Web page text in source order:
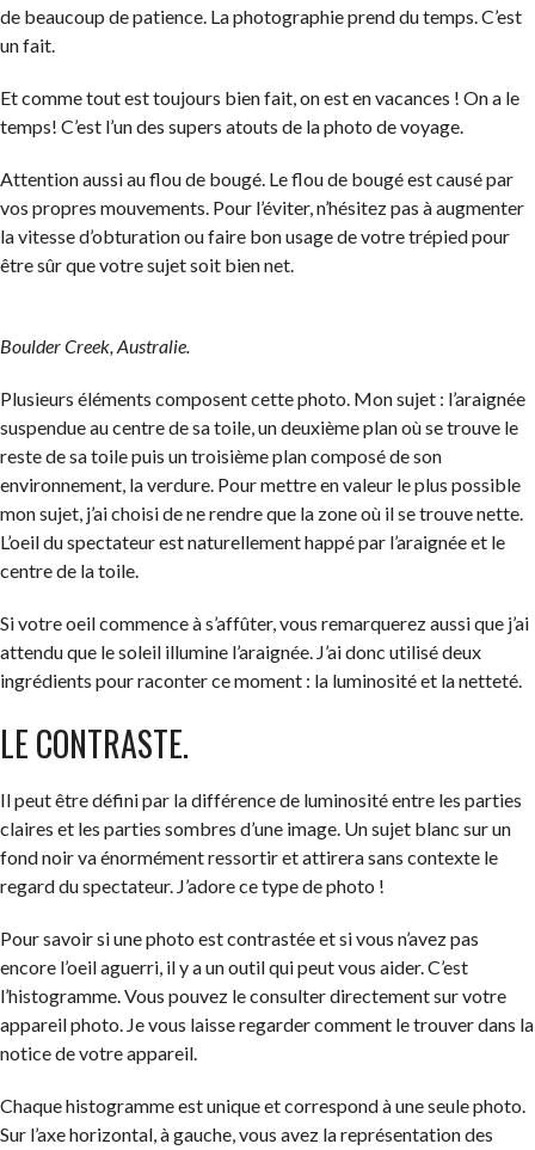
de beaucoup de patience. La photographie prend du temps. C’est
un fait.
Et comme tout est toujours bien fait, on est en vacances ! On a le
temps! C’est l’un des supers atouts de la photo de voyage.
Attention aussi au flou de bougé. Le flou de bougé est causé par
vos propres mouvements. Pour l’éviter, n’hésitez pas à augmenter
la vitesse d’obturation ou faire bon usage de votre trépied pour
être sûr que votre sujet soit bien net.
Boulder Creek, Australie.
Plusieurs éléments composent cette photo. Mon sujet : l’araignée
suspendue au centre de sa toile, un deuxième plan où se trouve le
reste de sa toile puis un troisième plan composé de son
environnement, la verdure. Pour mettre en valeur le plus possible
mon sujet, j’ai choisi de ne rendre que la zone où il se trouve nette.
L’oeil du spectateur est naturellement happé par l’araignée et le
centre de la toile.
Si votre oeil commence à s’affûter, vous remarquerez aussi que j’ai
attendu que le soleil illumine l’araignée. J’ai donc utilisé deux
ingrédients pour raconter ce moment : la luminosité et la netteté.
LE CONTRASTE.
Il peut être défini par la différence de luminosité entre les parties
claires et les parties sombres d’une image. Un sujet blanc sur un
fond noir va énormément ressortir et attirera sans contexte le
regard du spectateur. J’adore ce type de photo !
Pour savoir si une photo est contrastée et si vous n’avez pas
encore l’oeil aguerri, il y a un outil qui peut vous aider. C’est
l’histogramme. Vous pouvez le consulter directement sur votre
appareil photo. Je vous laisse regarder comment le trouver dans la
notice de votre appareil.
Chaque histogramme est unique et correspond à une seule photo.
Sur l’axe horizontal, à gauche, vous avez la représentation des